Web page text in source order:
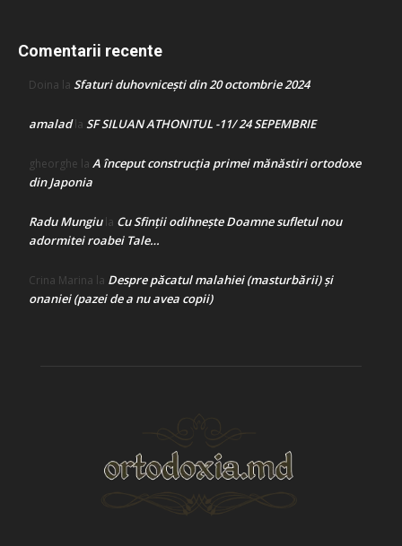
Comentarii recente
Doina la Sfaturi duhovnicești din 20 octombrie 2024
amaladla SF SILUAN ATHONITUL -11/ 24 SEPEMBRIE
gheorghe la A început construcţia primei mănăstiri ortodoxe
din Japonia
Radu Mungiula Cu Sfinții odihnește Doamne sufletul nou
adormitei roabei Tale…
Crina Marina la Despre păcatul malahiei (masturbării) şi
onaniei (pazei de a nu avea copii)